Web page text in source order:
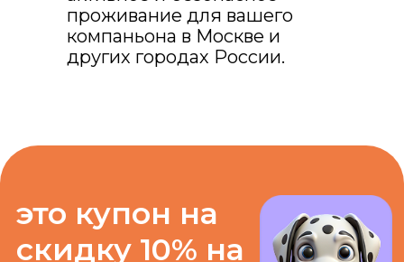
проживание для вашего
компаньона в Москве и
других городах России.